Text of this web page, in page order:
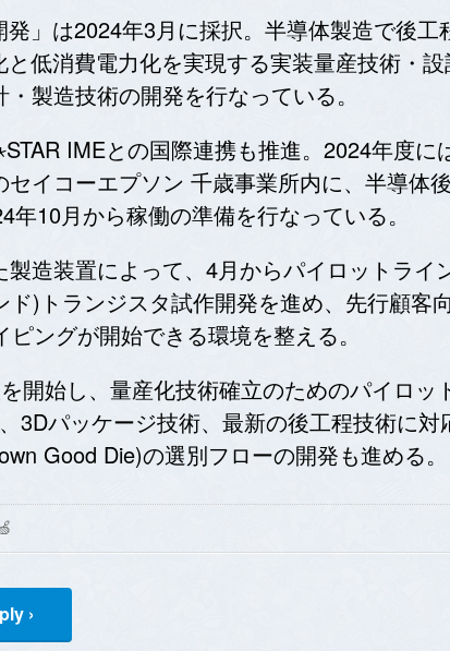
」は2024年3月に採択。半導体製造で後工
低消費電力化を実現する実装量産技術・
製造技術の開発を行なっている。
IMEとの国際連携も推進。2024年度に
イコーエプソン 千歳事業所内に、半導体
10月から稼働の準備を行なっている。
造装置によって、4月からパイロットライ
)トランジスタ試作開発を進め、先行顧客
ングが開始できる環境を整える。
開始し、量産化技術確立のためのパイロッ
3Dパッケージ技術、最新の後工程技術に対
Good Die)の選別フローの開発も進める。
›